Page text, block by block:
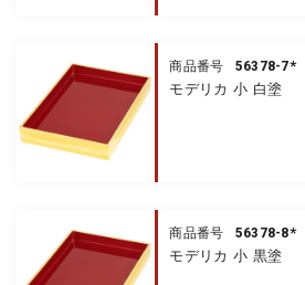
商品番号 56378-7*
モデリカ 小 白塗
商品番号 56378-8*
モデリカ 小 黒塗